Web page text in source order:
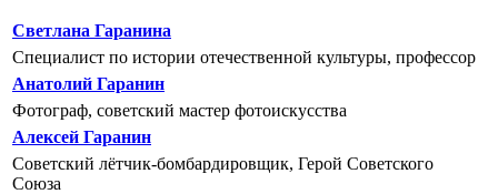
Светлана Гаранина
Специалист по истории отечественной культуры, профессор
Анатолий Гаранин
Фотограф, советский мастер фотоискусства
Алексей Гаранин
Советский лётчик-бомбардировщик, Герой Советского
Союза